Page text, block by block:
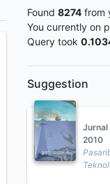
Found 8274 from
You currently on
Query took
Suggestion
Jurnal
2010